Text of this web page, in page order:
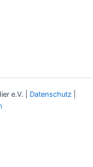
e.V. | Datenschutz